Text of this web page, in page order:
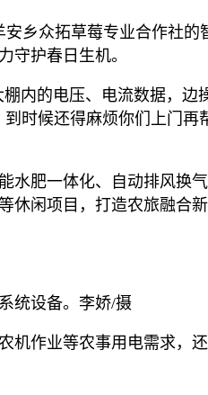
乡众拓草莓专业合作社的
守护春日生机。
内的电压、电流数据，边
时候还得麻烦你们上门再
水肥一体化、自动排风换
休闲项目，打造农旅融合
统设备。李娇/摄
机作业等农事用电需求，